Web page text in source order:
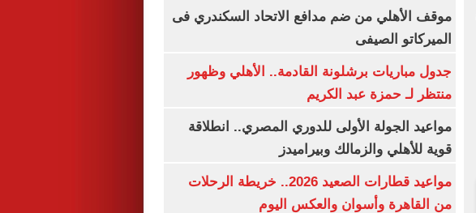
موقف الأهلي من ضم مدافع الاتحاد السكندري فى
الميركاتو الصيفى
جدول مباريات برشلونة القادمة.. الأهلي وظهور
منتظر لـ حمزة عبد الكريم
مواعيد الجولة الأولى للدوري المصري.. انطلاقة
قوية للأهلي والزمالك وبيراميدز
مواعيد قطارات الصعيد 2026.. خريطة الرحلات
من القاهرة وأسوان والعكس اليوم